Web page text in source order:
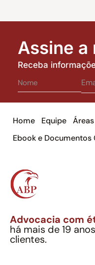
Assine
Receba
Home Equipe
Ebook e Documentos
Advocacia com
há mais de 19
clientes.